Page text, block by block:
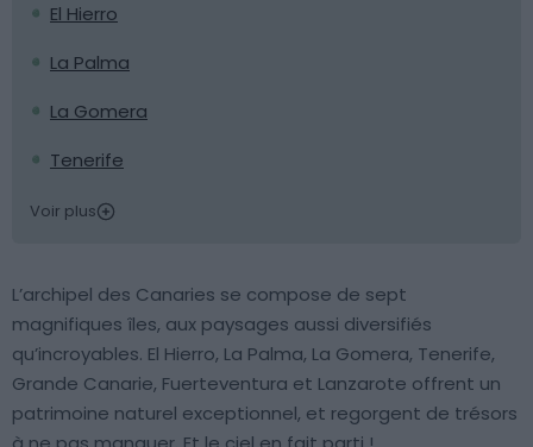
El Hierro
La Palma
La Gomera
Tenerife
Voir plus
L’archipel des Canaries se compose de sept
magnifiques îles, aux paysages aussi diversifiés
qu’incroyables. El Hierro, La Palma, La Gomera, Tenerife,
Grande Canarie, Fuerteventura et Lanzarote offrent un
patrimoine naturel exceptionnel, et regorgent de trésors